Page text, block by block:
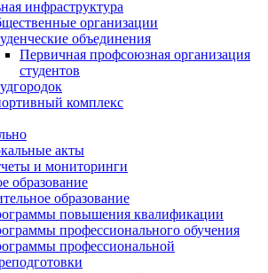
инфраструктура
организации
объединения
Первичная профсоюзная организация
студентов
комплекс
акты
и мониторинги
образование
образование
повышения квалификации
профессионального обучения
профессиональной